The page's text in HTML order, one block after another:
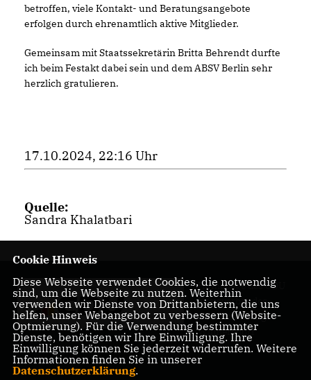
betroffen, viele Kontakt- und Beratungs­angebote
erfolgen durch ehrenamtlich aktive Mitglieder.
Gemeinsam mit Staatssekretärin Britta Behrendt durfte
ich beim Festakt dabei sein und dem ABSV Berlin sehr
herzlich gratulieren.
17.10.2024, 22:16 Uhr
Quelle:
Sandra Khalatbari
Homepage des CDU
Kreisverbandes
Charlottenburg-
Wilmersdorf
Cookie Hinweis
Diese Webseite verwendet Cookies, die notwendig
sind, um die Webseite zu nutzen. Weiterhin
verwenden wir Dienste von Drittanbietern, die uns
helfen, unser Webangebot zu verbessern (Website-
Optmierung). Für die Verwendung bestimmter
Dienste, benötigen wir Ihre Einwilligung. Ihre
Einwilligung können Sie jederzeit widerrufen. Weitere
Informationen finden Sie in unserer
Datenschutzerklärung.